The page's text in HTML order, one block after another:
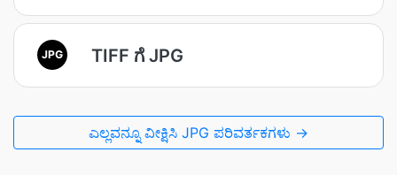
JPG TIFF ಗೆ JPG
ಎಲ್ಲವನ್ನೂ ವೀಕ್ಷಿಸಿ JPG ಪರಿವರ್ತಕಗಳು →